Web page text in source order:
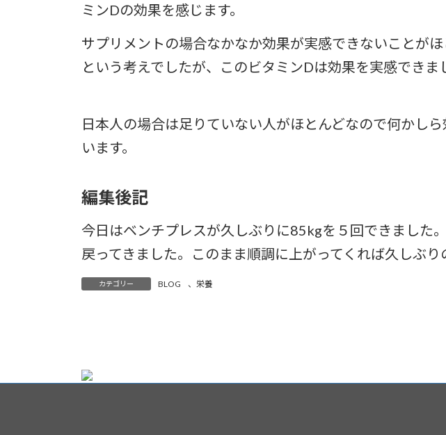
ミンDの効果を感じます。
サプリメントの場合なかなか効果が実感できないことが
という考えでしたが、このビタミンDは効果を実感できま
日本人の場合は足りていない人がほとんどなので何かし
います。
編集後記
今日はベンチプレスが久しぶりに85kgを５回できました
戻ってきました。このまま順調に上がってくれば久しぶ
カテゴリー BLOG 、 栄養